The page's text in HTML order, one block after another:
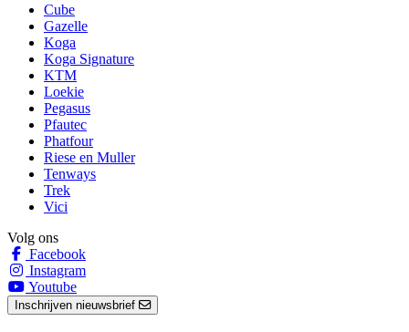
Cube
Gazelle
Koga
Koga Signature
KTM
Loekie
Pegasus
Pfautec
Phatfour
Riese en Muller
Tenways
Trek
Vici
Volg ons
Facebook
Instagram
Youtube
Inschrijven nieuwsbrief